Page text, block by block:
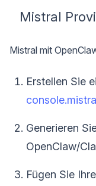
Mistral
Mistral mit
Erstellen Sie
Generieren
OpenClaw/
Fügen Sie